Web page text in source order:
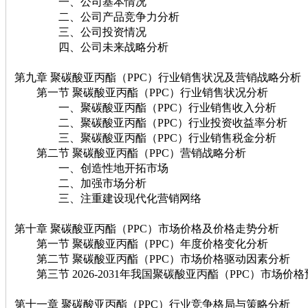
二、公司产品竞争力分析
三、公司投资情况
四、公司未来战略分析
第九章 聚碳酸亚丙酯（PPC）行业销售状况及营销战略分析
第一节 聚碳酸亚丙酯（PPC）行业销售状况分析
一、聚碳酸亚丙酯（PPC）行业销售收入分析
二、聚碳酸亚丙酯（PPC）行业投资收益率分析
三、聚碳酸亚丙酯（PPC）行业销售税金分析
第二节 聚碳酸亚丙酯（PPC）营销战略分析
一、创造性地开拓市场
二、加强市场分析
三、注重建设现代化营销网络
第十章 聚碳酸亚丙酯（PPC）市场价格及价格走势分析
第一节 聚碳酸亚丙酯（PPC）年度价格变化分析
第二节 聚碳酸亚丙酯（PPC）市场价格驱动因素分析
第三节 2026-2031年我国聚碳酸亚丙酯（PPC）市场价格
第十一章 聚碳酸亚丙酯（PPC）行业竞争格局与策略分析